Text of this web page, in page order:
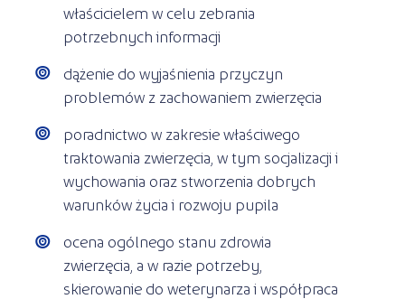
właścicielem w celu zebrania
potrzebnych informacji
dążenie do wyjaśnienia przyczyn
problemów z zachowaniem zwierzęcia
poradnictwo w zakresie właściwego
traktowania zwierzęcia, w tym socjalizacji i
wychowania oraz stworzenia dobrych
warunków życia i rozwoju pupila
ocena ogólnego stanu zdrowia
zwierzęcia, a w razie potrzeby,
skierowanie do weterynarza i współpraca